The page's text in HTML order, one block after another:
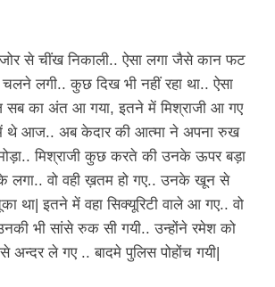
से चींख निकाली.. ऐसा लगा जैसे कान फट
लगी.. कुछ दिख भी नहीं रहा था.. ऐसा
सब का अंत आ गया, इतने में मिश्राजी आ गए
में थे आज.. अब केदार की आत्मा ने अपना रुख
मिश्राजी कुछ करते की उनके ऊपर बड़ा
लगा.. वो वही ख़तम हो गए.. उनके खून से
था| इतने में वहा सिक्यूरिटी वाले आ गए.. वो
भी सांसे रुक सी गयी.. उन्होंने रमेश को
अन्दर ले गए .. बादमे पुलिस पोहोंच गयी|